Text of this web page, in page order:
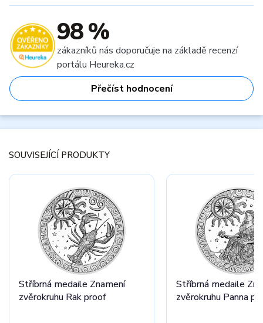
98 %
zákazníků nás doporučuje na základě recenzí
portálu Heureka.cz
Přečíst hodnocení
SOUVISEJÍCÍ PRODUKTY
Stříbrná medaile Znamení
zvěrokruhu Rak proof
Stříbrná medaile
zvěrokruhu Panna